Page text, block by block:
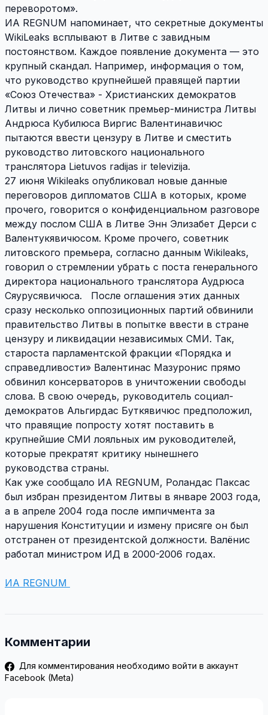
переворотом».
ИА REGNUM напоминает, что секретные документы
WikiLeaks всплывают в Литве с завидным
постоянством. Каждое появление документа — это
крупный скандал. Например, информация о том,
что руководство крупнейшей правящей партии
«Союз Отечества» - Христианских демократов
Литвы и лично советник премьер-министра Литвы
Андрюса Кубилюса Виргис Валентинавичюс
пытаются ввести цензуру в Литве и сместить
руководство литовского национального
транслятора Lietuvos radijas ir televizija.
27 июня Wikileaks опубликовал новые данные
переговоров дипломатов США в которых, кроме
прочего, говорится о конфиденциальном разговоре
между послом США в Литве Энн Элизабет Дерси с
Валентукявичюсом. Кроме прочего, советник
литовского премьера, согласно данным Wikileaks,
говорил о стремлении убрать с поста генерального
директора национального транслятора Аудрюса
Сяурусявичюса. После оглашения этих данных
сразу несколько оппозиционных партий обвинили
правительство Литвы в попытке ввести в стране
цензуру и ликвидации независимых СМИ. Так,
староста парламентской фракции «Порядка и
справедливости» Валентинас Мазуронис прямо
обвинил консерваторов в уничтожении свободы
слова. В свою очередь, руководитель социал-
демократов Альгирдас Буткявичюс предположил,
что правящие попросту хотят поставить в
крупнейшие СМИ лояльных им руководителей,
которые прекратят критику нынешнего
руководства страны.
Как уже сообщало ИА REGNUM, Роландас Паксас
был избран президентом Литвы в январе 2003 года,
а в апреле 2004 года после импичмента за
нарушения Конституции и измену присяге он был
отстранен от президентской должности. Валёнис
работал министром ИД в 2000-2006 годах.
ИА REGNUM
Комментарии
Для комментирования необходимо войти в аккаунт
Facebook (Meta)